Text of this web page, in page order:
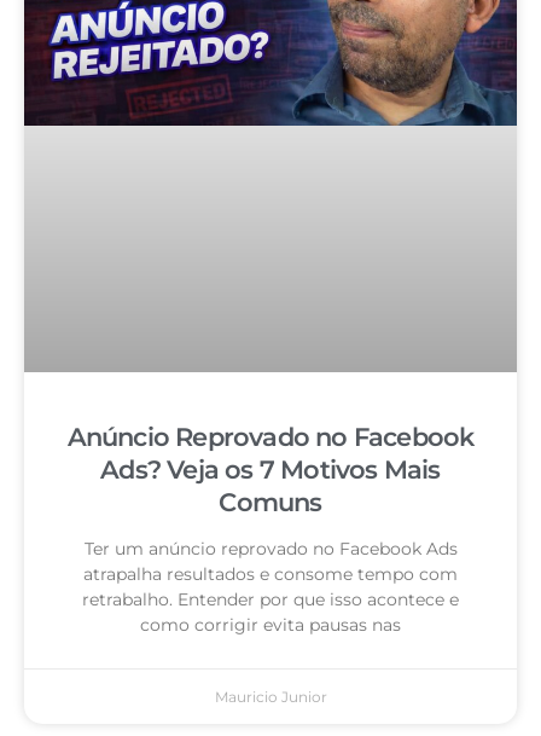
Anúncio Reprovado no Facebook
Ads? Veja os 7 Motivos Mais
Comuns
Ter um anúncio reprovado no Facebook Ads
atrapalha resultados e consome tempo com
retrabalho. Entender por que isso acontece e
como corrigir evita pausas nas
Mauricio Junior